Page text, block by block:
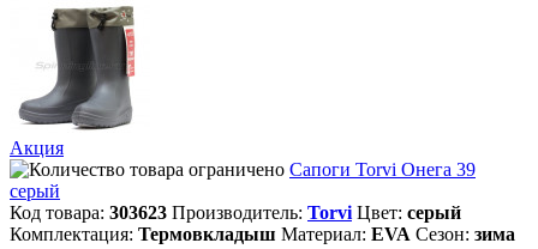
Акция
Сапоги Torvi Онега 39
серый
Код товара: 303623 Производитель: Torvi Цвет: серый
Комплектация: Термовкладыш Материал: EVA Сезон: зима